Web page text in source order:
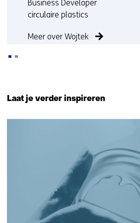
Functie:
Business Developer
circulaire plastics
Meer over Wojtek
(Neem
ons
op)
Laat je verder inspireren
getoond
6